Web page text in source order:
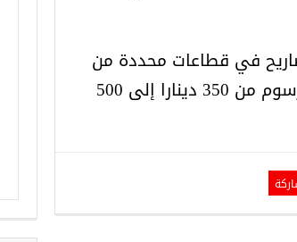
في قطاعات محددة من
750 دينارا إلى 500 دينار، في حين سترتفع الرسوم من 350 دينارا إلى 500